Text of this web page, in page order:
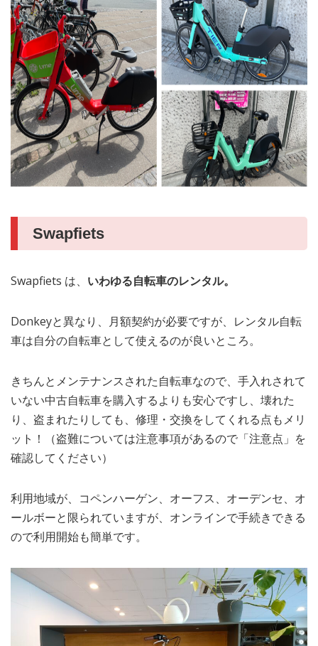
Swapfiets
Swapfiets は、 いわゆる自転車のレンタル。
Donkeyと異なり、月額契約が必要ですが、レンタル自転
車は自分の自転車として使えるのが良いところ。
きちんとメンテナンスされた自転車なので、手入れされて
いない中古自転車を購入するよりも安心ですし、壊れた
り、盗まれたりしても、修理・交換をしてくれる点もメリ
ット！（盗難については注意事項があるので「注意点」を
確認してください）
利用地域が、コペンハーゲン、オーフス、オーデンセ、オ
ールボーと限られていますが、オンラインで手続きできる
ので利用開始も簡単です。